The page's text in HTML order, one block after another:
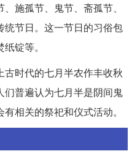
施孤节、鬼节、斋孤节、
节日。这一节日的习俗包
锭等。
时代的七月半农作丰收秋
普遍认为七月半是阴间鬼
相关的祭祀和仪式活动。